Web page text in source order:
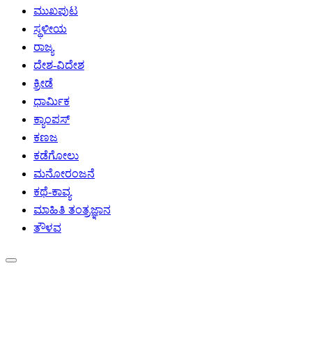
ಮುಖಪುಟ
ಸ್ಥಳೀಯ
ರಾಜ್ಯ
ದೇಶ-ವಿದೇಶ
ಕ್ರೀಡೆ
ಧಾರ್ಮಿಕ
ಕ್ಯಾಂಪಸ್
ಕಣಜ
ಕಡೆಗೋಲು
ಮನೋರಂಜನೆ
ಕಥೆ-ಕಾವ್ಯ
ಮಾಹಿತಿ ತಂತ್ರಜ್ಞಾನ
ತೌಳವ